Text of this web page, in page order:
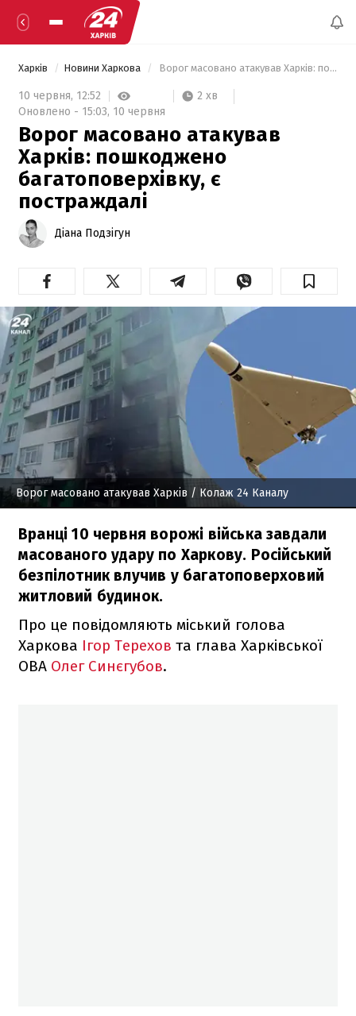
Харків Новини Харкова Ворог масовано атакував Харків: пошкоджено багатоповерхівку, є постраждалі
10 червня, 12:52
2 хв
Оновлено - 15:03, 10 червня
Ворог масовано атакував
Харків: пошкоджено
багатоповерхівку, є
постраждалі
Діана Подзігун
Ворог масовано атакував Харків / Колаж 24 Каналу
Вранці 10 червня ворожі війська завдали
масованого удару по Харкову. Російський
безпілотник влучив у багатоповерховий
житловий будинок.
Про це повідомляють міський голова
Харкова Ігор Терехов та глава Харківської
ОВА Олег Синєгубов.